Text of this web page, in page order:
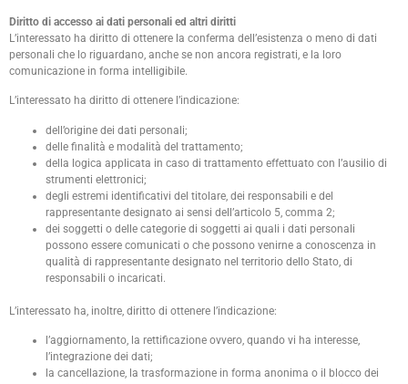
Diritto di accesso ai dati personali ed altri diritti
L’interessato ha diritto di ottenere la conferma dell’esistenza o meno di dati
personali che lo riguardano, anche se non ancora registrati, e la loro
comunicazione in forma intelligibile.
L’interessato ha diritto di ottenere l’indicazione:
dell’origine dei dati personali;
delle finalità e modalità del trattamento;
della logica applicata in caso di trattamento effettuato con l’ausilio di
strumenti elettronici;
degli estremi identificativi del titolare, dei responsabili e del
rappresentante designato ai sensi dell’articolo 5, comma 2;
dei soggetti o delle categorie di soggetti ai quali i dati personali
possono essere comunicati o che possono venirne a conoscenza in
qualità di rappresentante designato nel territorio dello Stato, di
responsabili o incaricati.
L’interessato ha, inoltre, diritto di ottenere l’indicazione:
l’aggiornamento, la rettificazione ovvero, quando vi ha interesse,
l’integrazione dei dati;
la cancellazione, la trasformazione in forma anonima o il blocco dei